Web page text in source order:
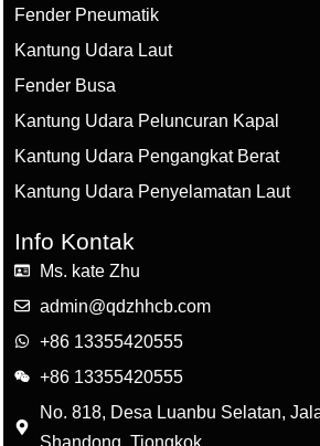
Fender Pneumatik
Kantung Udara Laut
Fender Busa
Kantung Udara Peluncuran Kapal
Kantung Udara Pengangkat Berat
Kantung Udara Penyelamatan Laut
Info Kontak
Ms. kate Zhu
admin@qdzhhcb.com
+86 13355420555
+86 13355420555
No. 818, Desa Luanbu Selatan,
Shandong, Tiongkok